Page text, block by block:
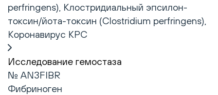
perfringens), Клостридиальный эпсилон-
токсин/йота-токсин (Clostridium perfringens),
Коронавирус КРС
Исследование гемостаза
№ AN3FIBR
Фибриноген